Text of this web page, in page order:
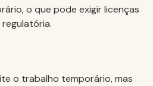
o que pode exigir licenças
o trabalho temporário, mas